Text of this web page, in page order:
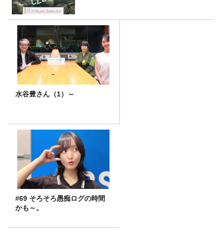
水谷豊さん（1）～
#69 そろそろ愚痴ログの時間
かも～。